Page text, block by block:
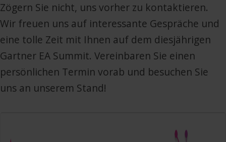
Zögern Sie nicht, uns vorher zu kontaktieren.
Wir freuen uns auf interessante Gespräche und
eine tolle Zeit mit Ihnen auf dem diesjährigen
Gartner EA Summit. Vereinbaren Sie einen
persönlichen Termin vorab und besuchen Sie
uns an unserem Stand!